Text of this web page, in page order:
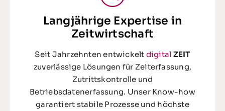
Langjährige Expertise in
Zeitwirtschaft
Seit Jahrzehnten entwickelt digital ZEIT
zuverlässige Lösungen für Zeiterfassung,
Zutrittskontrolle und
Betriebsdatenerfassung. Unser Know-how
garantiert stabile Prozesse und höchste